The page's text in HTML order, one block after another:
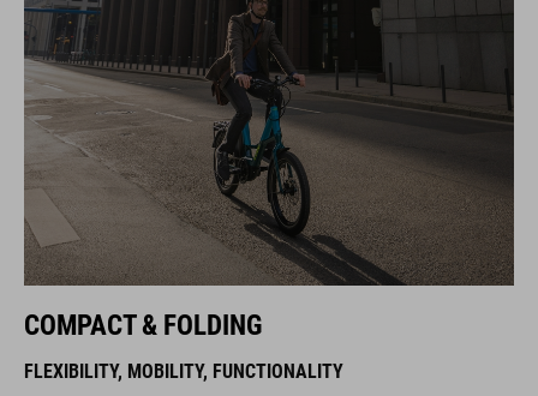
COMPACT & FOLDING
FLEXIBILITY, MOBILITY, FUNCTIONALITY